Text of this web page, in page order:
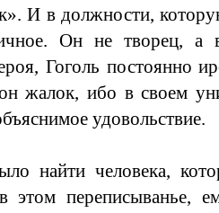
И в должности,
Он не творец, а
Гоголь постоянно
жалок, ибо в своем
удовольствие.
найти человека,
переписыванье,